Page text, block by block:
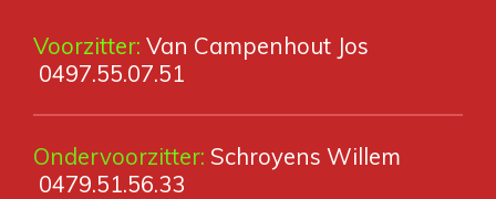
Voorzitter: Van Campenhout Jos
0497.55.07.51
Ondervoorzitter: Schroyens Willem
0479.51.56.33